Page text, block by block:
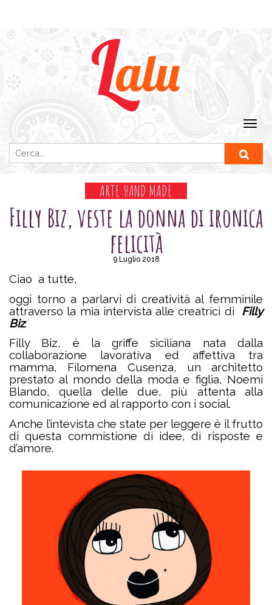
ARTE , HAND MADE
Filly Biz, veste la donna di ironica
felicità
9 Luglio 2018
Ciao a tutte,
oggi torno a parlarvi di creatività al femminile
attraverso la mia intervista alle creatrici di Filly
Biz.
Filly Biz, è la griffe siciliana nata dalla
collaborazione lavorativa ed affettiva tra
mamma, Filomena Cusenza, un architetto
prestato al mondo della moda e figlia, Noemi
Blando, quella delle due, più attenta alla
comunicazione ed al rapporto con i social.
Anche l’intevista che state per leggere è il frutto
di questa commistione di idee, di risposte e
d’amore.